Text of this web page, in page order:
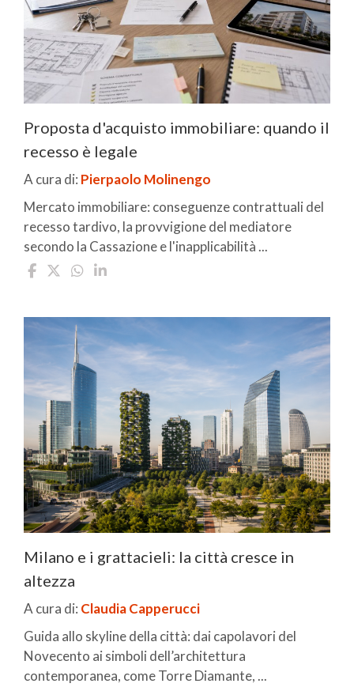
Proposta d'acquisto immobiliare: quando il
recesso è legale
A cura di: Pierpaolo Molinengo
Mercato immobiliare: conseguenze contrattuali del
recesso tardivo, la provvigione del mediatore
secondo la Cassazione e l'inapplicabilità ...
Milano e i grattacieli: la città cresce in
altezza
A cura di: Claudia Capperucci
Guida allo skyline della città: dai capolavori del
Novecento ai simboli dell’architettura
contemporanea, come Torre Diamante, ...